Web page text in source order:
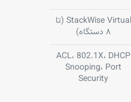
StackWise Virtual (تا
۸ دستگاه)
ACL، 802.1X، DHCP
Snooping، Port
Security